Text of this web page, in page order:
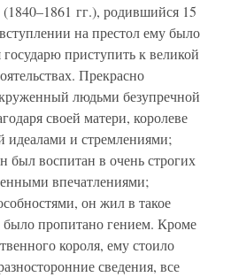
гг.), родившийся 15
на престол ему было
государю приступить к великой
Прекрасно
людьми безупречной
своей матери, королеве
и стремлениями;
воспитан в очень строгих
впечатлениями;
он жил в такое
было пропитано гением. Кроме
короля, ему стоило
сведения, все